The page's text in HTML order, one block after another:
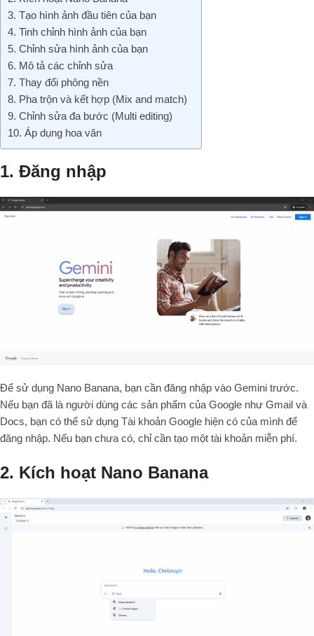
3. Tạo hình ảnh đầu tiên của bạn
4. Tinh chỉnh hình ảnh của bạn
5. Chỉnh sửa hình ảnh của bạn
6. Mô tả các chỉnh sửa
7. Thay đổi phông nền
8. Pha trộn và kết hợp (Mix and match)
9. Chỉnh sửa đa bước (Multi editing)
10. Áp dụng hoa văn
1. Đăng nhập
Để sử dụng Nano Banana, bạn cần đăng nhập vào Gemini trước.
Nếu bạn đã là người dùng các sản phẩm của Google như Gmail và
Docs, bạn có thể sử dụng Tài khoản Google hiện có của mình để
đăng nhập. Nếu bạn chưa có, chỉ cần tạo một tài khoản miễn phí.
2. Kích hoạt Nano Banana